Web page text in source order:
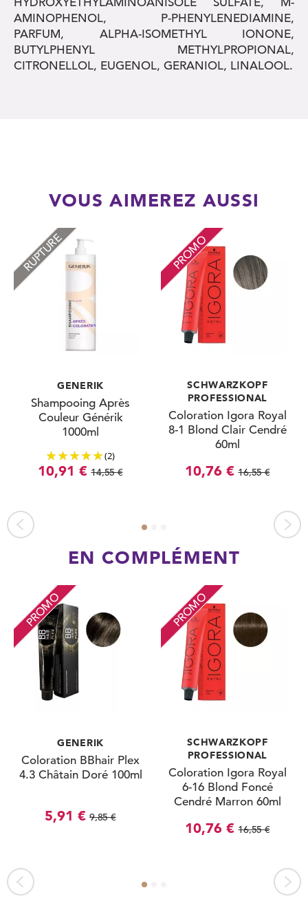
AMINOPHENOL, P-PHENYLENEDIAMINE,
PARFUM, ALPHA-ISOMETHYL IONONE,
BUTYLPHENYL METHYLPROPIONAL,
CITRONELLOL, EUGENOL, GERANIOL, LINALOOL.
VOUS AIMEREZ AUSSI
RUPTURE
GENERIK
Shampooing Après
Couleur Générik
1000ml
(2)
10,91 € 14,55 €
PROMO
SCHWARZKOPF
PROFESSIONAL
Coloration Igora Royal
8-1 Blond Clair Cendré
60ml
10,76 € 16,55 €
EN COMPLÉMENT
PROMO
GENERIK
Coloration BBhair Plex
4.3 Châtain Doré 100ml
5,91 € 9,85 €
PROMO
SCHWARZKOPF
PROFESSIONAL
Coloration Igora Royal
6-16 Blond Foncé
Cendré Marron 60ml
10,76 € 16,55 €